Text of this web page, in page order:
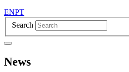
ENPT
Search
News